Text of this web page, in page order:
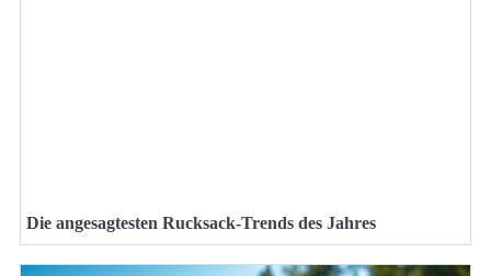
Die angesagtesten Rucksack-Trends des Jahres